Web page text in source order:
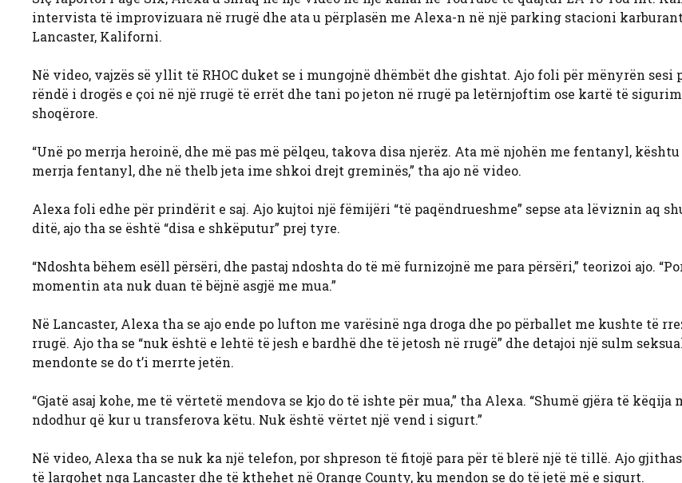
intervista të improvizuara në rrugë dhe ata u përplasën me Alexa-n në një parking stacioni
Lancaster, Kaliforni.
Në video, vajzës së yllit të RHOC duket se i mungojnë dhëmbët dhe gishtat. Ajo foli për mënyrën sesi
rëndë i drogës e çoi në një rrugë të errët dhe tani po jeton në rrugë pa letërnjoftim ose kartë të
shoqërore.
“Unë po merrja heroinë, dhe më pas më pëlqeu, takova disa njerëz. Ata më njohën me fentanyl,
merrja fentanyl, dhe në thelb jeta ime shkoi drejt greminës,” tha ajo në video.
Alexa foli edhe për prindërit e saj. Ajo kujtoi një fëmijëri “të paqëndrueshme” sepse ata lëviznin aq
ditë, ajo tha se është “disa e shkëputur” prej tyre.
“Ndoshta bëhem esëll përsëri, dhe pastaj ndoshta do të më furnizojnë me para përsëri,” teorizoi ajo.
momentin ata nuk duan të bëjnë asgjë me mua.”
Në Lancaster, Alexa tha se ajo ende po lufton me varësinë nga droga dhe po përballet me kushte të
rrugë. Ajo tha se “nuk është e lehtë të jesh e bardhë dhe të jetosh në rrugë” dhe detajoi një sulm
mendonte se do t’i merrte jetën.
“Gjatë asaj kohe, me të vërtetë mendova se kjo do të ishte për mua,” tha Alexa. “Shumë gjëra të këqija
ndodhur që kur u transferova këtu. Nuk është vërtet një vend i sigurt.”
Në video, Alexa tha se nuk ka një telefon, por shpreson të fitojë para për të blerë një të tillë. Ajo
të largohet nga Lancaster dhe të kthehet në Orange County, ku mendon se do të jetë më e sigurt.